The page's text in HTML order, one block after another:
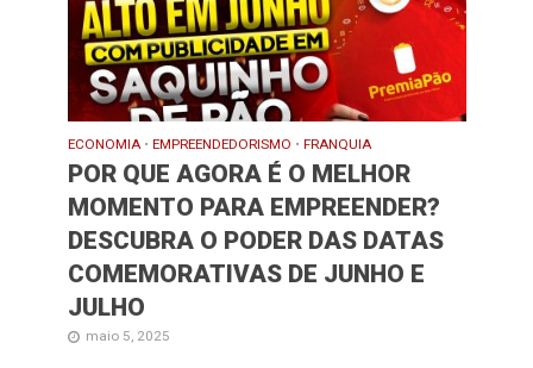
ECONOMIA • EMPREENDEDORISMO • FRANQUIA
POR QUE AGORA É O MELHOR
MOMENTO PARA EMPREENDER?
DESCUBRA O PODER DAS DATAS
COMEMORATIVAS DE JUNHO E
JULHO
maio 5, 2025